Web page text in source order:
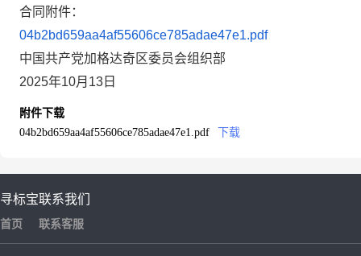
合同附件：
04b2bd659aa4af55606ce785adae47e1.pdf
中国共产党加格达奇区委员会组织部
2025年10月13日
附件下载
04b2bd659aa4af55606ce785adae47e1.pdf
下载
寻标宝
首页
联系我们
联系客服